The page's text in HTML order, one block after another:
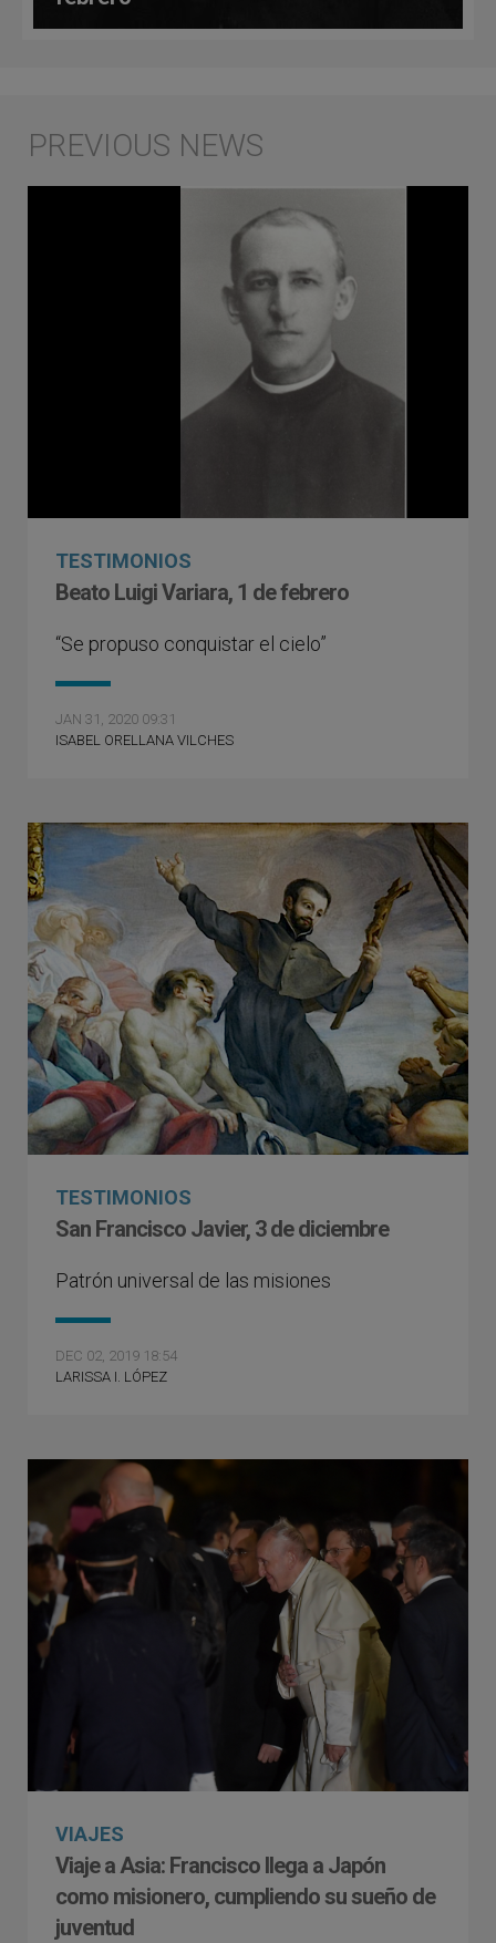
TESTIMONIOS
Beato Luigi Variara, 1 de febrero
“Se propuso conquistar el cielo”
JAN 31, 2020 09:31
ISABEL ORELLANA VILCHES
TESTIMONIOS
San Francisco Javier, 3 de diciembre
Patrón universal de las misiones
DEC 02, 2019 18:54
LARISSA I. LÓPEZ
VIAJES
Viaje a Asia: Francisco llega a Japón
como misionero, cumpliendo su sueño de
juventud